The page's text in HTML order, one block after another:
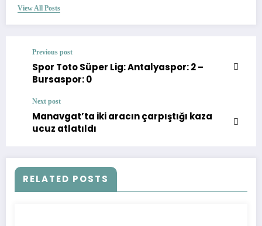
View All Posts
Previous post
Spor Toto Süper Lig: Antalyaspor: 2 –
Bursaspor: 0
Next post
Manavgat’ta iki aracın çarpıştığı kaza
ucuz atlatıldı
RELATED POSTS